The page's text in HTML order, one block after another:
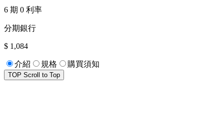
6 期 0 利率
分期銀行
$ 1,084
介紹 規格 購買須知
TOP Scroll to Top